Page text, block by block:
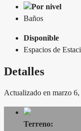
Por nivel
Baños
Disponible
Espacios de
Detalles
Actualizado en marzo
Terreno: